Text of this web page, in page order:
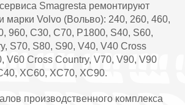
Smagresta ремонтируют
марки Volvo (Вольво): 240, 260, 460,
960, C30, C70, P1800, S40, S60,
S70, S80, S90, V40, V40 Cross
V60 Cross Country, V70, V90, V90
XC60, XC70, XC90.
производственного комплекса